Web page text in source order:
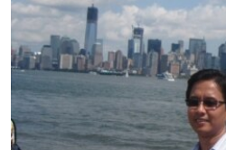
ម្តង
រំលង​
និង​
ចូល​
ទៅ​
ទំព័រ​
រចនា
ព្រឹត្តិការណ៍ព័ត៌មាន
ទូរទស្សន៍ / វីដេអូ​
វិទ្យុ / ផតខាសថ៍
កម្មវិធីទាំងអស់